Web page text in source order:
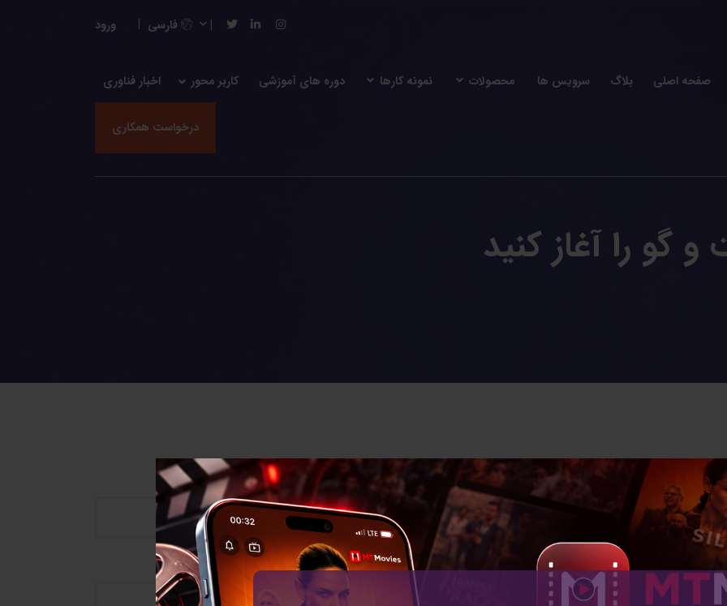
فارسی ورود
صفحه اصلی بلاگ سرویس ها محصولات نمونه کارها دوره های آموزشی کاربر محور اخبار فناوری
درخواست همکاری
گو را آغاز کنید
ایمیل**
**